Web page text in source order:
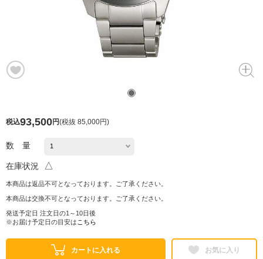
税込93,500円(税抜 85,000円)
数 量
在庫状況 △
本商品は返品不可となっております。ご了承ください。
本商品は交換不可となっております。ご了承ください。
発送予定日 注文日の1～10日後
※お届け予定日の目安は こちら
カートに入れる お気に入り